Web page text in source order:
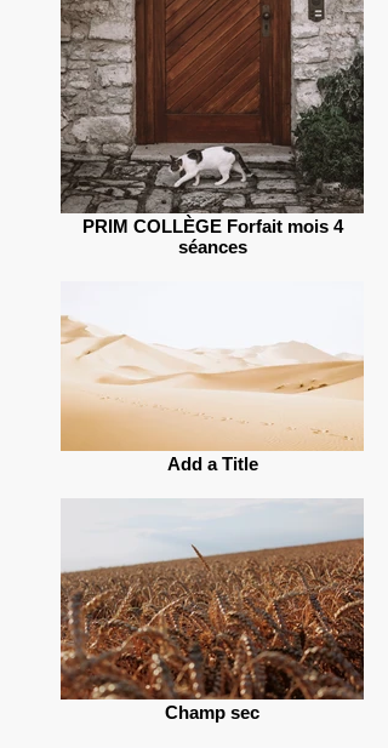
PRIM COLLÈGE Forfait mois 4
séances
Add a Title
Champ sec